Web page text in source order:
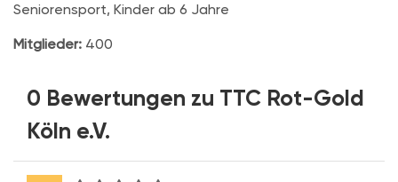
Seniorensport, Kinder ab 6 Jahre
Mitglieder: 400
0 Bewertungen zu TTC Rot-Gold
Köln e.V.